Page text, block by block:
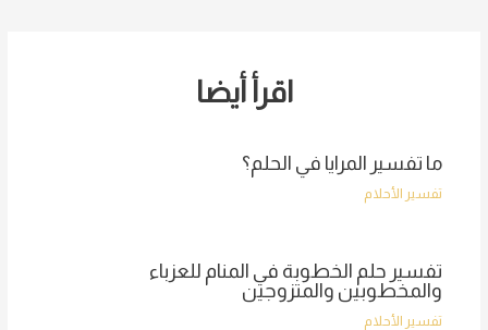
اقرأ أيضا
ما تفسير المرايا في الحلم؟
تفسير الأحلام
تفسير حلم الخطوبة في المنام للعزباء
والمخطوبين والمتزوجين
تفسير الأحلام